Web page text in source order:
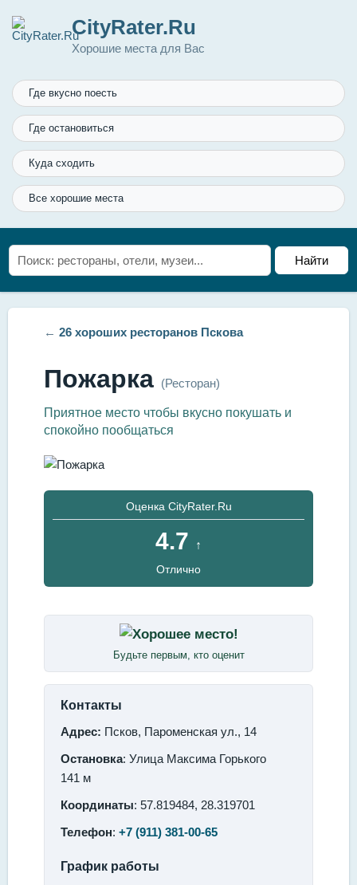
CityRater.Ru
Хорошие места для Вас
Где вкусно поесть
Где остановиться
Куда сходить
Все хорошие места
← 26 хороших ресторанов Пскова
Пожарка (Ресторан)
Приятное место чтобы вкусно покушать и
спокойно пообщаться
Оценка CityRater.Ru
4.7 ↑
Отлично
Будьте первым, кто оценит
Контакты
Адрес: Псков, Пароменская ул., 14
Остановка: Улица Максима Горького
141 м
Координаты: 57.819484, 28.319701
Телефон: +7 (911) 381-00-65
График работы